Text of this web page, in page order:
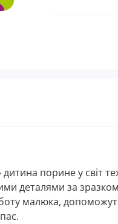
порине у світ
деталями за
малюка,